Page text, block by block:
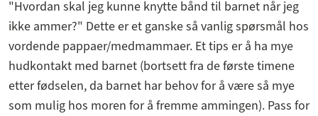
"Hvordan skal jeg kunne knytte bånd til barnet når jeg
ikke ammer?" Dette er et ganske så vanlig spørsmål hos
vordende pappaer/medmammaer. Et tips er å ha mye
hudkontakt med barnet (bortsett fra de første timene
etter fødselen, da barnet har behov for å være så mye
som mulig hos moren for å fremme ammingen). Pass for